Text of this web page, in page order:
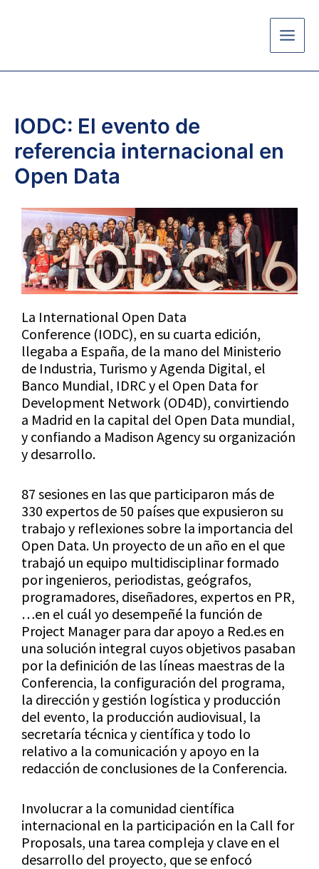
IODC: El evento de
referencia internacional en
Open Data
La International Open Data
Conference (IODC), en su cuarta edición,
llegaba a España, de la mano del Ministerio
de Industria, Turismo y Agenda Digital, el
Banco Mundial, IDRC y el Open Data for
Development Network (OD4D), convirtiendo
a Madrid en la capital del Open Data mundial,
y confiando a Madison Agency su organización
y desarrollo.
87 sesiones en las que participaron más de
330 expertos de 50 países que expusieron su
trabajo y reflexiones sobre la importancia del
Open Data. Un proyecto de un año en el que
trabajó un equipo multidisciplinar formado
por ingenieros, periodistas, geógrafos,
programadores, diseñadores, expertos en PR,
…en el cuál yo desempeñé la función de
Project Manager para dar apoyo a Red.es en
una solución integral cuyos objetivos pasaban
por la definición de las líneas maestras de la
Conferencia, la configuración del programa,
la dirección y gestión logística y producción
del evento, la producción audiovisual, la
secretaría técnica y científica y todo lo
relativo a la comunicación y apoyo en la
redacción de conclusiones de la Conferencia.
Involucrar a la comunidad científica
internacional en la participación en la Call for
Proposals, una tarea compleja y clave en el
desarrollo del proyecto, que se enfocó